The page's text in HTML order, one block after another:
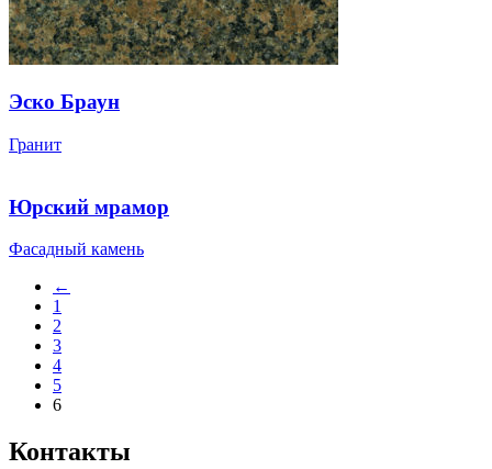
Эско Браун
Гранит
Юрский мрамор
Фасадный камень
←
1
2
3
4
5
6
Контакты